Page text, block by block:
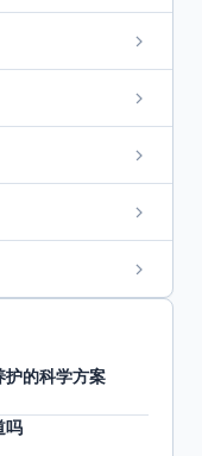
护的科学方案
吗